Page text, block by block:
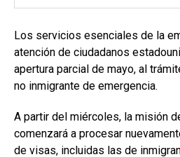
Los servicios esenciales de la
atención de ciudadanos
apertura parcial de mayo, al
no inmigrante de emergencia.
A partir del miércoles, la misión
comenzará a procesar
de visas, incluidas las de